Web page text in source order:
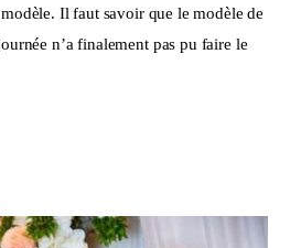
Il faut savoir que le modèle de
n’a finalement pas pu faire le